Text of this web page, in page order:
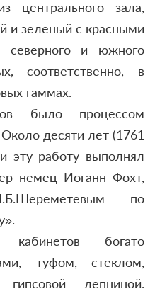
центрального зала,
и зеленый с красными
и южного
соответственно, в
гаммах.
было процессом
десяти лет (1761
эту работу выполнял
немец Иоганн Фохт,
по
богато
туфом, стеклом,
лепниной.